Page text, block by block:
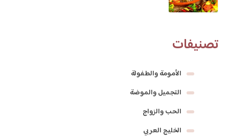
تصنيفات
الأمومة والطفولة
التجميل والموضة
الحب والزواج
الخليج العربي